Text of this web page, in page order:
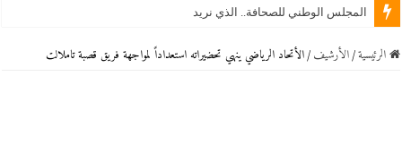
المجلس الوطني للصحافة.. الذي نريد
الرئيسية / اﻷرشيف / الأتحاد الرياضي ينهي تحضيراته استعداداً لمواجهة فريق قصبة تاملالت